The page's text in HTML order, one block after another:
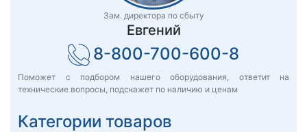
Зам. директора по сбыту
Евгений
8-800-700-600-8
Поможет с подбором нашего оборудования, ответит на
технические вопросы, подскажет по наличию и ценам
Категории товаров